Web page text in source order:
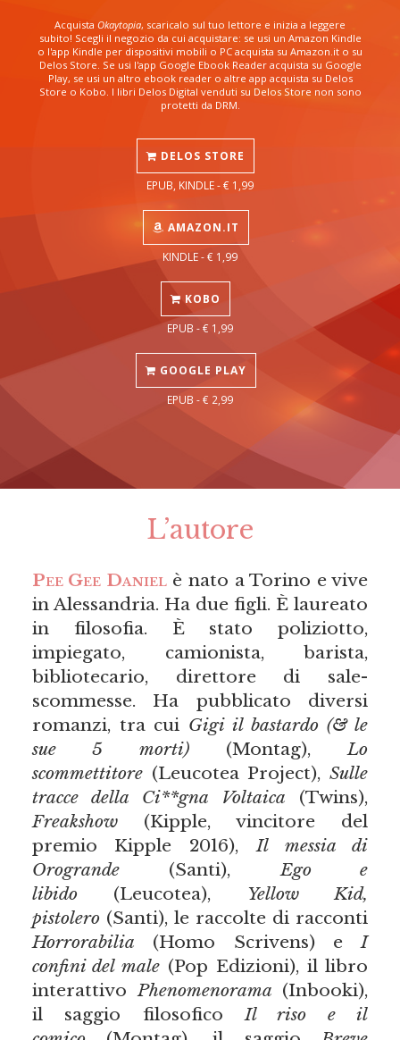
Acquista Okaytopia, scaricalo sul tuo lettore e inizia a leggere
subito! Scegli il negozio da cui acquistare: se usi un Amazon Kindle
o l'app Kindle per dispositivi mobili o PC acquista su Amazon.it o su
Delos Store. Se usi l'app Google Ebook Reader acquista su Google
Play, se usi un altro ebook reader o altre app acquista su Delos
Store o Kobo. I libri Delos Digital venduti su Delos Store non sono
protetti da DRM.
DELOS STORE
EPUB, KINDLE - € 1,99
AMAZON.IT
KINDLE - € 1,99
KOBO
EPUB - € 1,99
GOOGLE PLAY
EPUB - € 2,99
L’autore
Pee Gee Danielè nato a Torino e vive
in Alessandria. Ha due figli. È laureato
in filosofia. È stato poliziotto,
impiegato, camionista, barista,
bibliotecario, direttore di sale-
scommesse. Ha pubblicato diversi
romanzi, tra cui Gigi il bastardo (& le
sue 5 morti)(Montag),Lo
scommettitore(Leucotea Project),Sulle
tracce della Ci**gna Voltaica (Twins),
Freakshow(Kipple, vincitore del
premio Kipple 2016),Il messia di
Orogrande(Santi),Ego e
libido(Leucotea), Yellow Kid,
pistolero(Santi), le raccolte di racconti
Horrorabilia (Homo Scrivens) eI
confini del male (Pop Edizioni), il libro
interattivoPhenomenorama (Inbooki),
il saggio filosoficoIl riso e il